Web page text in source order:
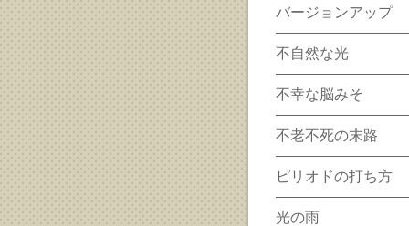
バージョンアップ
不自然な光
不幸な脳みそ
不老不死の末路
ピリオドの打ち方
光の雨